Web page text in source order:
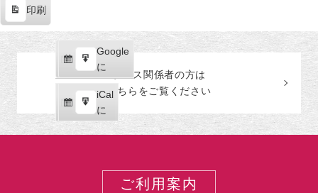
の
カ
テ
ゴ
印刷
示
Google
で
購
読
iCal
で
購
読
Google
に
エ
ク
ス
ポ
iCal
に
エ
ク
プレス関係者の方は
こちらをご覧ください
ご利用案内